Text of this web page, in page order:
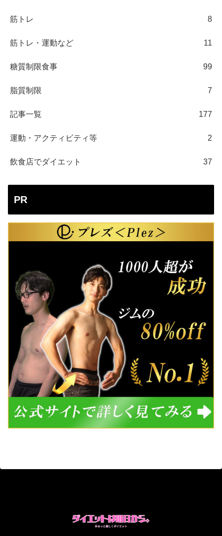
筋トレ 8
筋トレ・運動など 11
糖質制限食事 99
脂質制限 7
記事一覧 177
運動・アクティビティ等 2
飲食店でダイエット 37
PR